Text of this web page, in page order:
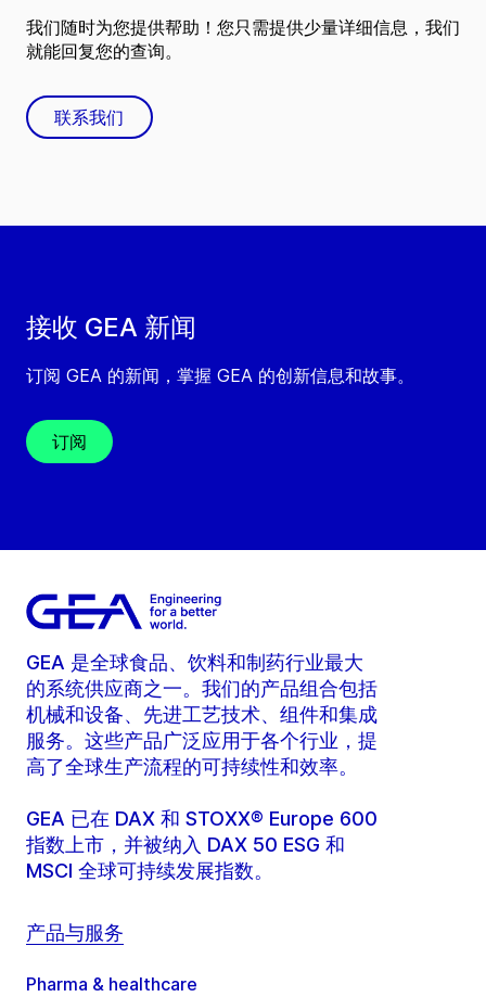
接收 GEA 新闻
订阅 GEA 的新闻，掌握 GEA 的创新信息和故事。
订阅
我们随时为您提供帮助！您只需提供少量详细信息，我们
就能回复您的查询。
联系我们
GEA 是全球食品、饮料和制药行业最大
的系统供应商之一。我们的产品组合包括
机械和设备、先进工艺技术、组件和集成
服务。这些产品广泛应用于各个行业，提
高了全球生产流程的可持续性和效率。
GEA 已在 DAX 和 STOXX® Europe 600
指数上市，并被纳入 DAX 50 ESG 和
MSCI 全球可持续发展指数。
产品与服务
Pharma & healthcare